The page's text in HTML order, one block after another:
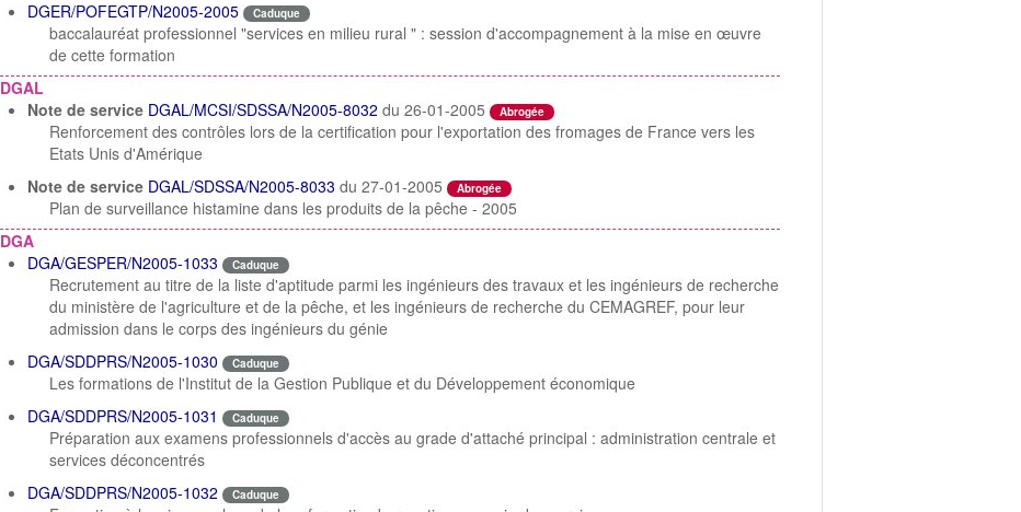
DGER/POFEGTP/N2005-2005
Caduque
baccalauréat professionnel "services en milieu rural " : session d'accompagnement à la mise en œuvre
de cette formation
DGAL
Note de service DGAL/MCSI/SDSSA/N2005-8032 du 26-01-2005 Abrogée
Renforcement des contrôles lors de la certification pour l'exportation des fromages de France vers les
Etats Unis d'Amérique
Note de service DGAL/SDSSA/N2005-8033 du 27-01-2005 Abrogée
Plan de surveillance histamine dans les produits de la pêche - 2005
DGA
DGA/GESPER/N2005-1033
Caduque
Recrutement au titre de la liste d'aptitude parmi les ingénieurs des travaux et les ingénieurs de recherche
du ministère de l'agriculture et de la pêche, et les ingénieurs de recherche du CEMAGREF, pour leur
admission dans le corps des ingénieurs du génie
DGA/SDDPRS/N2005-1030
Caduque
Les formations de l'Institut de la Gestion Publique et du Développement économique
DGA/SDDPRS/N2005-1031
Caduque
Préparation aux examens professionnels d'accès au grade d'attaché principal : administration centrale et
services déconcentrés
DGA/SDDPRS/N2005-1032
Caduque